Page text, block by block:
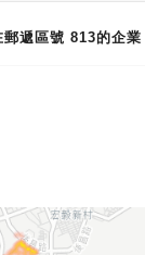
郵遞區號 813的企業